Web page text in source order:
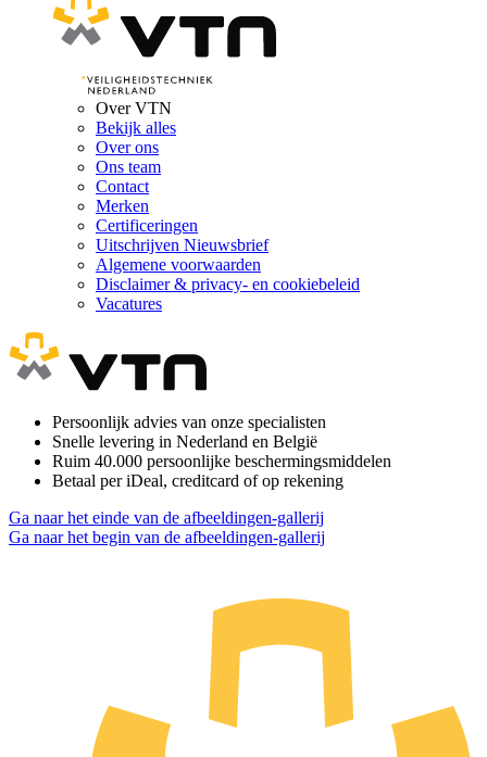
Over VTN
Bekijk alles
Over ons
Ons team
Contact
Merken
Certificeringen
Uitschrijven Nieuwsbrief
Algemene voorwaarden
Disclaimer & privacy- en cookiebeleid
Vacatures
Persoonlijk advies van onze specialisten
Snelle levering in Nederland en België
Ruim 40.000 persoonlijke beschermingsmiddelen
Betaal per iDeal, creditcard of op rekening
Ga naar het einde van de afbeeldingen-gallerij
Ga naar het begin van de afbeeldingen-gallerij